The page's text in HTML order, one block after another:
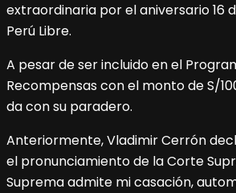
extraordinaria por el aniversario 16
Perú Libre.
A pesar de ser incluido en el
Recompensas con el monto de S/
da con su paradero.
Anteriormente, Vladimir Cerrón
el pronunciamiento de la Corte
Suprema admite mi casación,